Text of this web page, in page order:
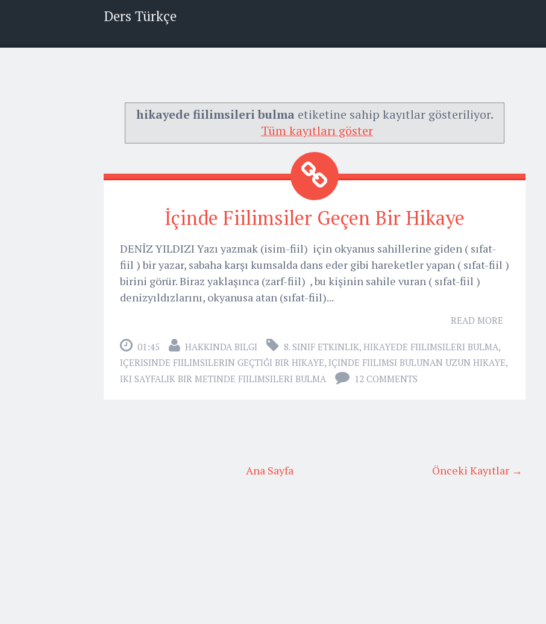
Ders Türkçe
hikayede fiilimsileri bulma etiketine sahip kayıtlar gösteriliyor.
Tüm kayıtları göster
İçinde Fiilimsiler Geçen Bir Hikaye
DENİZ YILDIZI Yazı yazmak (isim-fiil) için okyanus sahillerine giden ( sıfat-
fiil ) bir yazar, sabaha karşı kumsalda dans eder gibi hareketler yapan ( sıfat-fiil )
birini görür. Biraz yaklaşınca (zarf-fiil) , bu kişinin sahile vuran ( sıfat-fiil )
denizyıldızlarını, okyanusa atan (sıfat-fiil)...
READ MORE
01:45 HAKKINDA BILGI 8. SINIF ETKINLIK, HIKAYEDE FIILIMSILERI BULMA,
IÇERISINDE FIILIMSILERIN GEÇTIĞI BIR HIKAYE, IÇINDE FIILIMSI BULUNAN UZUN HIKAYE,
IKI SAYFALIK BIR METINDE FIILIMSILERI BULMA
12 COMMENTS
Önceki Kayıtlar →
Ana Sayfa